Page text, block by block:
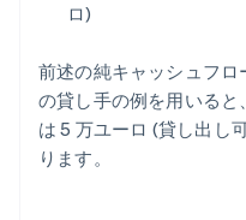
ロ)
前述の純キャッシュフ
の貸し手の例を用いる
は 5 万ユーロ (貸し出し
ります。